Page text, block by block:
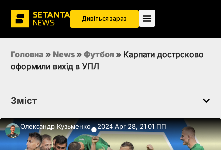
Дивіться зараз
Головна » News » Футбол » Карпати достроково
оформили вихід в УПЛ
Зміст
Олександр Кузьменко●2024 Apr 28, 21:01 ПП